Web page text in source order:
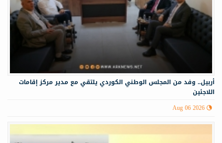
أربيل.. وفد من المجلس الوطني الكوردي يلتقي مع مدير مركز إقامات
اللاجئين
Aug 06 2026